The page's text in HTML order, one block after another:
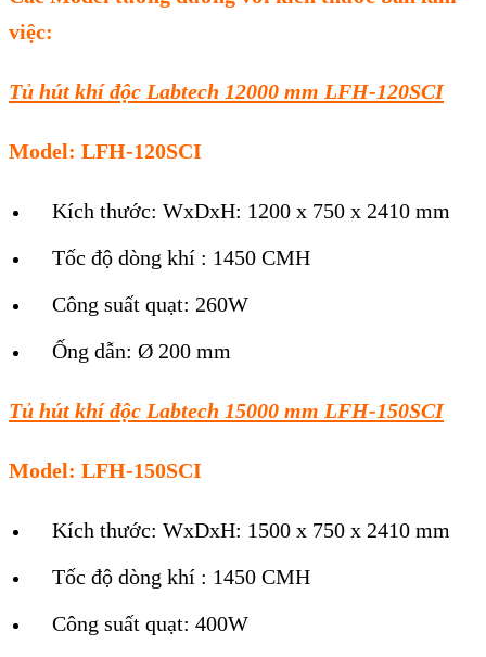
việc:
Tủ hút khí độc Labtech 12000 mm LFH-120SCI
Model: LFH-120SCI
Kích thước: WxDxH: 1200 x 750 x 2410 mm
Tốc độ dòng khí : 1450 CMH
Công suất quạt: 260W
Ống dẫn: Ø 200 mm
Tủ hút khí độc Labtech 15000 mm LFH-150SCI
Model: LFH-150SCI
Kích thước: WxDxH: 1500 x 750 x 2410 mm
Tốc độ dòng khí : 1450 CMH
Công suất quạt: 400W